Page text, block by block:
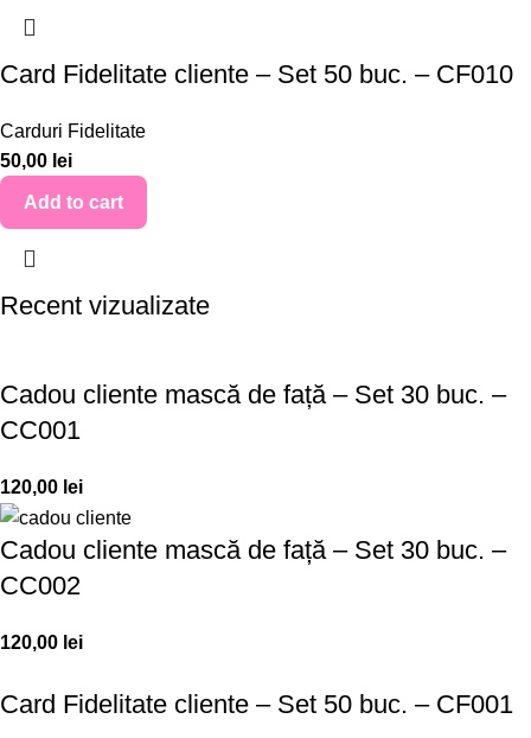
Card Fidelitate cliente – Set 50 buc. – CF010
Carduri Fidelitate
50,00 lei
Add to cart
Recent vizualizate
Cadou cliente mască de față – Set 30 buc. –
CC001
120,00 lei
Cadou cliente mască de față – Set 30 buc. –
CC002
120,00 lei
Card Fidelitate cliente – Set 50 buc. – CF001